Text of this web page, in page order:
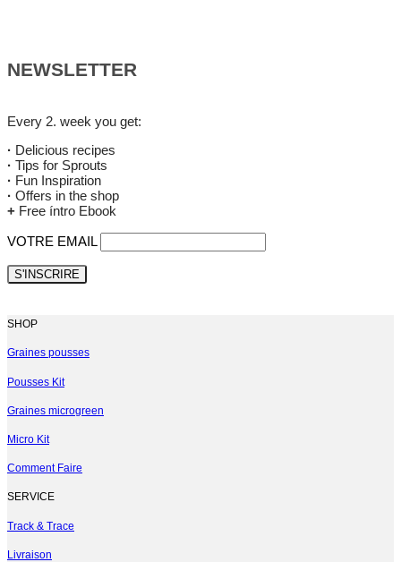
NEWSLETTER
Every 2. week you get:
· Delicious recipes
· Tips for Sprouts
· Fun Inspiration
· Offers in the shop
+ Free íntro Ebook
VOTRE EMAIL
SHOP
Graines pousses
Pousses Kit
Graines microgreen
Micro Kit
Comment Faire
SERVICE
Track & Trace
Livraison